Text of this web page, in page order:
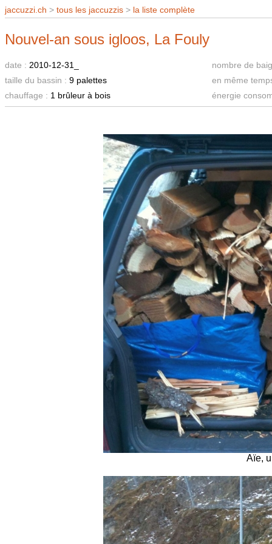
jaccuzzi.ch > tous les jaccuzzis > la liste complète
Nouvel-an sous igloos, La Fouly
date : 2010-12-31_
nombre de
taille du bassin : 9 palettes
en même
chauffage : 1 brûleur à bois énergie
Aïe,